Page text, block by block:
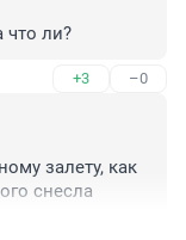
что ли?
+3 –0
залету, как
снесла